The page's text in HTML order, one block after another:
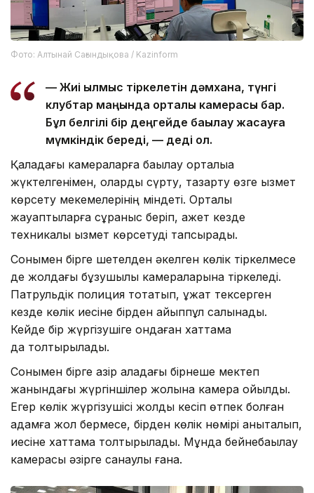
Фото: Алтынай Сағындықова / Kazinform
— Жиі қылмыс тіркелетін дәмхана, түнгі
клубтар маңында орталық камерасы бар.
Бұл белгілі бір деңгейде бақылау жасауға
мүмкіндік береді, — деді ол.
Қаладағы камераларға бақылау орталыққа
жүктелгенімен, оларды сүрту, тазарту өзге қызмет
көрсету мекемелерінің міндеті. Орталық
жауаптыларға сұраныс беріп, қажет кезде
техникалық қызмет көрсетуді тапсырады.
Сонымен бірге шетелден әкелген көлік тіркелмесе
де жолдағы бұзушылық камераларына тіркеледі.
Патрульдік полиция тоқтатып, құжат тексерген
кезде көлік иесіне бірден айыппұл салынады.
Кейде бір жүргізушіге ондаған хаттама
да толтырылады.
Сонымен бірге қазір қаладағы бірнеше мектеп
жанындағы жүргіншілер жолына камера қойылды.
Егер көлік жүргізушісі жолды кесіп өтпек болған
адамға жол бермесе, бірден көлік нөмірі анықталып,
иесіне хаттама толтырылады. Мұнда бейнебақылау
камерасы әзірге санаулы ғана.